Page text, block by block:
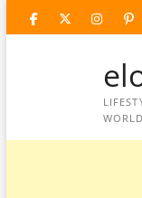
facebooktwitter
WORLD